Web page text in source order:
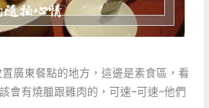
廣東餐點的地方，這邊是素食區，看
會有燒臘跟雞肉的，可速~可速~他們